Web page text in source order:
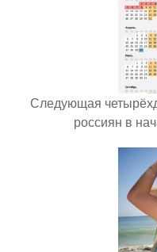
Следующая
россиян в